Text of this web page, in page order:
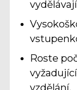
Roste
vzdělání.